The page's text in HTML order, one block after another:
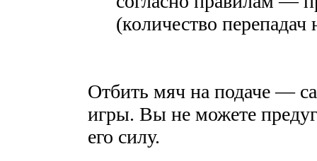
(количество перепадач
Отбить мяч на подаче —
игры. Вы не можете
его силу.